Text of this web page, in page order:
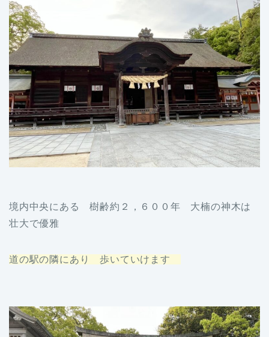
境内中央にある 樹齢約２，６００年 大楠の神木は
壮大で優雅
道の駅の隣にあり 歩いていけます